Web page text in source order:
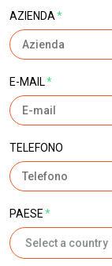
AZIENDA*
E-MAIL*
TELEFONO
PAESE*